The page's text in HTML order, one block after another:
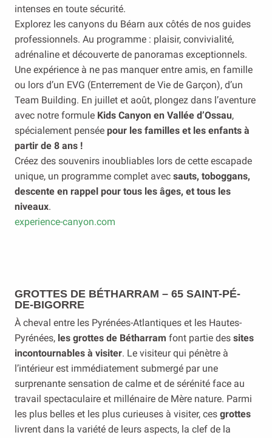
intenses en toute sécurité.
Explorez les canyons du Béarn aux côtés de nos guides
professionnels. Au programme : plaisir, convivialité,
adrénaline et découverte de panoramas exceptionnels.
Une expérience à ne pas manquer entre amis, en famille
ou lors d’un EVG (Enterrement de Vie de Garçon), d’un
Team Building. En juillet et août, plongez dans l’aventure
avec notre formule Kids Canyon en Vallée d’Ossau,
spécialement pensée pour les familles et les enfants à
partir de 8 ans !
Créez des souvenirs inoubliables lors de cette escapade
unique, un programme complet avec sauts, toboggans,
descente en rappel pour tous les âges, et tous les
niveaux.
experience-canyon.com
GROTTES DE BÉTHARRAM – 65 SAINT-PÉ-
DE-BIGORRE
À cheval entre les Pyrénées-Atlantiques et les Hautes-
Pyrénées, les grottes de Bétharram font partie des sites
incontournables à visiter. Le visiteur qui pénètre à
l’intérieur est immédiatement submergé par une
surprenante sensation de calme et de sérénité face au
travail spectaculaire et millénaire de Mère nature. Parmi
les plus belles et les plus curieuses à visiter, ces grottes
livrent dans la variété de leurs aspects, la clef de la